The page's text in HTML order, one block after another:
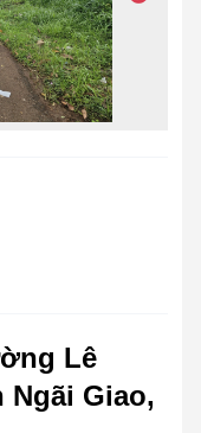
Lê
Ngãi Giao,